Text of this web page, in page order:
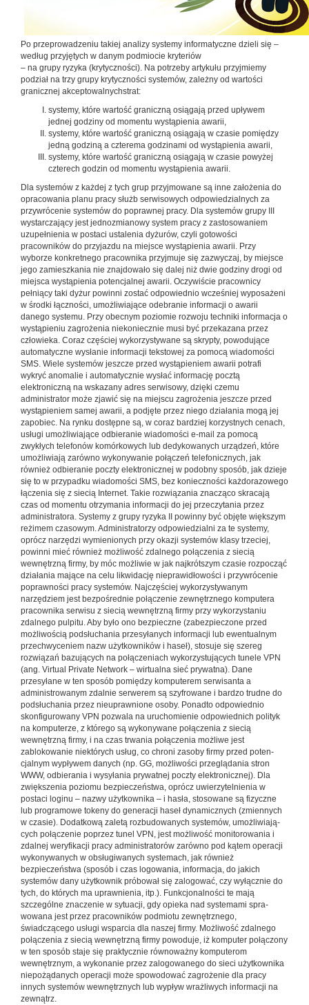
Po przeprowadzeniu takiej analizy systemy informatyczne dzieli się –
według przyjętych w danym podmiocie kryteriów
– na grupy ryzyka (krytyczności). Na potrzeby artykułu przyj­miemy
podział na trzy grupy krytyczności systemów, zależny od wartości
granicznej akceptowalnychstrat:
systemy, które wartość graniczną osiągają przed upływem
jednej godziny od momentu wystąpienia awarii,
systemy, które wartość graniczną osiągają w czasie pomiędzy
jedną godziną a czterema godzinami od wystąpienia awarii,
systemy, które wartość graniczną osiągają w czasie powyżej
czterech godzin od momentu wystąpienia awarii.
Dla systemów z każdej z tych grup przyjmowane są inne założenia do
opracowania planu pracy służb serwisowych odpowiedzialnych za
przywrócenie systemów do poprawnej pracy. Dla systemów grupy III
wystarczający jest jednozmia­nowy system pracy z zastosowaniem
uzupełnienia w postaci ustalenia dyżurów, czyli gotowości
pracowników do przyjaz­du na miejsce wystąpienia awarii. Przy
wyborze konkretnego pracownika przyjmuje się zazwyczaj, by miejsce
jego zamiesz­kania nie znajdowało się dalej niż dwie godziny drogi od
miej­sca wystąpienia potencjalnej awarii. Oczywiście pracownicy
pełniący taki dyżur powinni zostać odpowiednio wcześniej wyposażeni
w środki łączności, umożliwiające odebranie in­formacji o awarii
danego systemu. Przy obecnym poziomie rozwoju techniki informacja o
wystąpieniu zagrożenia nie­koniecznie musi być przekazana przez
człowieka. Coraz czę­ściej wykorzystywane są skrypty, powodujące
automatyczne wysłanie informacji tekstowej za pomocą wiadomości
SMS. Wiele systemów jeszcze przed wystąpieniem awarii potrafi
wykryć anomalie i automatycznie wysłać informację pocztą
elektroniczną na wskazany adres serwisowy, dzięki czemu
administrator może zjawić się na miejscu zagrożenia jesz­cze przed
wystąpieniem samej awarii, a podjęte przez niego działania mogą jej
zapobiec. Na rynku dostępne są, w coraz bardziej korzystnych cenach,
usługi umożliwiające odbiera­nie wiadomości e-mail za pomocą
zwykłych telefonów ko­mórkowych lub dedykowanych urządzeń, które
umożliwiają zarówno wykonywanie połączeń telefonicznych, jak
również odbieranie poczty elektronicznej w podobny sposób, jak dzieje
się to w przypadku wiadomości SMS, bez konieczno­ści każdorazowego
łączenia się z siecią Internet. Takie roz­wiązania znacząco skracają
czas od momentu otrzymania informacji do jej przeczytania przez
administratora. Systemy z grupy ryzyka II powinny być objęte większym
reżimem czasowym. Administratorzy odpowiedzialni za te systemy,
oprócz narzędzi wymienionych przy okazji syste­mów klasy trzeciej,
powinni mieć również możliwość zdal­nego połączenia z siecią
wewnętrzną firmy, by móc możli­wie w jak najkrótszym czasie rozpocząć
działania mające na celu likwidację nieprawidłowości i przywrócenie
po­prawności pracy systemów. Najczęściej wykorzystywanym
narzędziem jest bezpośrednie połączenie zewnętrznego komputera
pracownika serwisu z siecią wewnętrzną firmy przy wykorzystaniu
zdalnego pulpitu. Aby było ono bez­pieczne (zabezpieczone przed
możliwością podsłuchania przesyłanych informacji lub ewentualnym
przechwyceniem nazw użytkowników i haseł), stosuje się szereg
rozwiązań bazujących na połączeniach wykorzystujących tunele VPN
(ang. Virtual Private Network – wirtualna sieć prywatna). Dane
przesyłane w ten sposób pomiędzy komputerem ser­wisanta a
administrowanym zdalnie serwerem są szyfrowa­ne i bardzo trudne do
podsłuchania przez nieuprawnione osoby. Ponadto odpowiednio
skonfigurowany VPN pozwa­la na uruchomienie odpowiednich polityk
na komputerze, z którego są wykonywane połączenia z siecią
wewnętrzną firmy, i na czas trwania połączenia możliwe jest
zablokowa­nie niektórych usług, co chroni zasoby firmy przed poten­
cjalnym wypływem danych (np. GG, możliwości przegląda­nia stron
WWW, odbierania i wysyłania prywatnej poczty elektronicznej). Dla
zwiększenia poziomu bezpieczeństwa, oprócz uwierzytelnienia w
postaci loginu – nazwy użytkow­nika – i hasła, stosowane są fizyczne
lub programowe toke­ny do generacji haseł dynamicznych (zmiennych
w czasie). Dodatkową zaletą rozbudowanych systemów, umożliwiają­
cych połączenie poprzez tunel VPN, jest możliwość moni­torowania i
zdalnej weryfikacji pracy administratorów za­równo pod kątem operacji
wykonywanych w obsługiwanych systemach, jak również
bezpieczeństwa (sposób i czas lo­gowania, informacja, do jakich
systemów dany użytkownik próbował się zalogować, czy wyłącznie do
tych, do których ma uprawnienia, itp.). Funkcjonalności te mają
szczegól­ne znaczenie w sytuacji, gdy opieka nad systemami spra­
wowana jest przez pracowników podmiotu zewnętrznego,
świadczącego usługi wsparcia dla naszej firmy. Możliwość zdalnego
połączenia z siecią wewnętrzną firmy powoduje, iż komputer połączony
w ten sposób staje się praktycznie równoważny komputerom
wewnętrznym, a wykonanie przez zalogowanego do sieci użytkownika
niepożądanych operacji może spowodować zagrożenie dla pracy
innych systemów wewnętrznych lub wypływ wrażliwych informacji na
zewnątrz.